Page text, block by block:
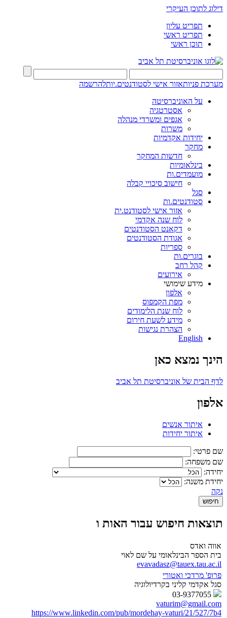
דילוג לתוכן העיקרי
תפריט עליון
תפריט ראשי
תוכן ראשי
מערכת פניותאזור אישי לסטודנטים.יותלהרשמה
על האוניברסיטה
אסטרטגיה
אגפים ומשרדי מנהלה
משרות
יחידות אקדמיות
מחקר
חדשות המחקר
בינלאומיות
מועמדים.ות
חישוב סיכויי קבלה
סגל
סטודנטים.ות
אזור אישי לסטודנט.ית
לוח שנה אקדמי
דקאנט הסטודנטים
אגודת הסטודנטים
ספריות
בוגרים.ות
קהל רחב
אירועים
מידע שימושי
אלפון
מפת הקמפוס
לוח שנת הלימודים
מידע לשעת חירום
הצהרת נגישות
English
הינך נמצא כאן
לדף הבית של אוניברסיטת תל אביב
אלפון
איתור אנשים
איתור יחידות
שם פרטי:
שם משפחה:
יחידה:
יחידת משנה:
נקה
תוצאות חיפוש עבור האות ו
אווה ואדס
בית הספר הבינלאומי על שם לאוי
evavadasz@tauex.tau.ac.il
פרופ' מרדכי ואטורי
סגל אקדמי קליני בקרדיולוגיה
vaturim@gmail.com
https://www.linkedin.com/pub/mordehay-vaturi/21/527/7b4